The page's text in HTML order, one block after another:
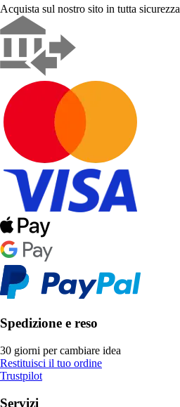
Acquista sul nostro sito in tutta sicurezza
Spedizione e reso
30 giorni per cambiare idea
Restituisci il tuo ordine
Trustpilot
Servizi